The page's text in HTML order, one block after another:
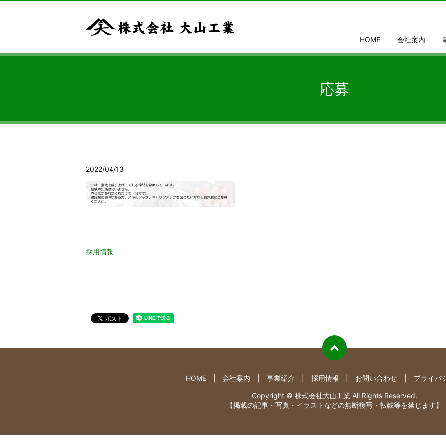
HOME 会社案内
応募
2022/04/13
採用情報
HOME 会社案内 事業紹介 採用情報 お問い合わせ プライバ
Copyright © 株式会社大山工業 All Rights Reserved.
【掲載の記事・写真・イラストなどの無断複写・転載等を禁じます】